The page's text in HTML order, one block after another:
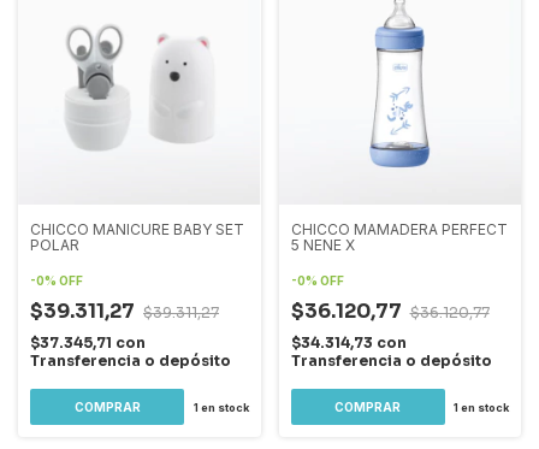
CHICCO MANICURE BABY SET
POLAR
-0% OFF
$39.311,27 $39.311,27
$37.345,71 con
Transferencia o depósito
1 en stock
CHICCO MAMADERA PERFECT
5 NENE X
-0% OFF
$36.120,77 $36.120,77
$34.314,73 con
Transferencia o depósito
1 en stock